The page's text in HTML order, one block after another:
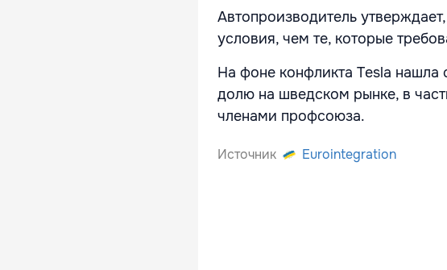
Автопроизводитель
условия, чем те, которые
На фоне конфликта Tesla
долю на шведском рынке, в
членами профсоюза.
Источник Eurointegration